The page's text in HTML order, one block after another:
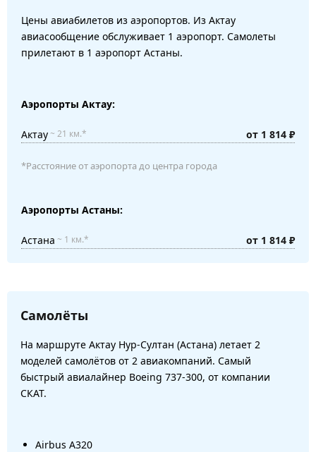
Цены авиабилетов из аэропортов. Из Актау
авиасообщение обслуживает 1 аэропорт. Самолеты
прилетают в 1 аэропорт Астаны.
Аэропорты Актау:
Актау~ 21 км.* от 1 814 ₽
*Расстояние от аэропорта до центра города
Аэропорты Астаны:
Астана ~ 1 км.* от 1 814 ₽
Самолёты
На маршруте Актау Нур-Султан (Астана) летает 2
моделей самолётов от 2 авиакомпаний. Самый
быстрый авиалайнер Boeing 737-300, от компании
СКАТ.
Airbus A320